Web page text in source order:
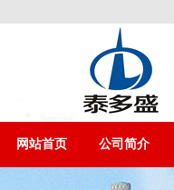
网站首页 公司简介